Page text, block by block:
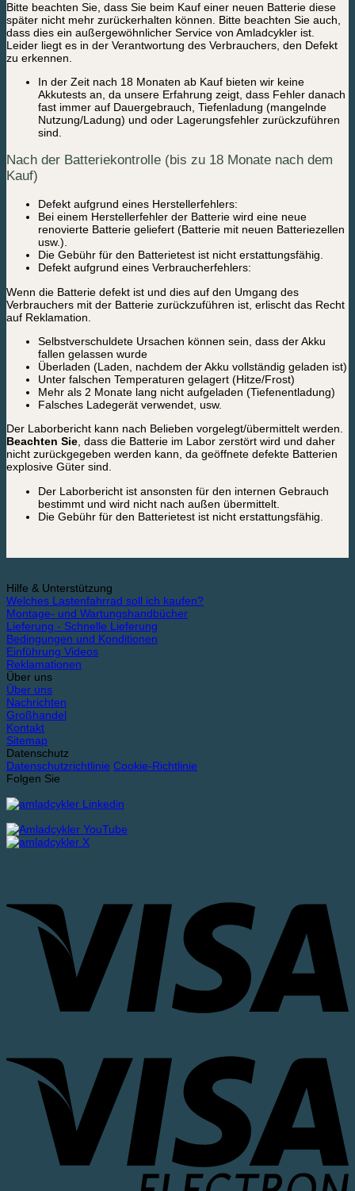
Bitte beachten Sie, dass Sie beim Kauf einer neuen Batterie diese
später nicht mehr zurückerhalten können. Bitte beachten Sie auch,
dass dies ein außergewöhnlicher Service von Amladcykler ist.
Leider liegt es in der Verantwortung des Verbrauchers, den Defekt
zu erkennen.
In der Zeit nach 18 Monaten ab Kauf bieten wir keine
Akkutests an, da unsere Erfahrung zeigt, dass Fehler danach
fast immer auf Dauergebrauch, Tiefenladung (mangelnde
Nutzung/Ladung) und oder Lagerungsfehler zurückzuführen
sind.
Nach der Batteriekontrolle (bis zu 18 Monate nach dem
Kauf)
Defekt aufgrund eines Herstellerfehlers:
Bei einem Herstellerfehler der Batterie wird eine neue
renovierte Batterie geliefert (Batterie mit neuen Batteriezellen
usw.).
Die Gebühr für den Batterietest ist nicht erstattungsfähig.
Defekt aufgrund eines Verbraucherfehlers:
Wenn die Batterie defekt ist und dies auf den Umgang des
Verbrauchers mit der Batterie zurückzuführen ist, erlischt das Recht
auf Reklamation.
Selbstverschuldete Ursachen können sein, dass der Akku
fallen gelassen wurde
Überladen (Laden, nachdem der Akku vollständig geladen ist)
Unter falschen Temperaturen gelagert (Hitze/Frost)
Mehr als 2 Monate lang nicht aufgeladen (Tiefenentladung)
Falsches Ladegerät verwendet, usw.
Der Laborbericht kann nach Belieben vorgelegt/übermittelt werden.
Beachten Sie, dass die Batterie im Labor zerstört wird und daher
nicht zurückgegeben werden kann, da geöffnete defekte Batterien
explosive Güter sind.
Der Laborbericht ist ansonsten für den internen Gebrauch
bestimmt und wird nicht nach außen übermittelt.
Die Gebühr für den Batterietest ist nicht erstattungsfähig.
Hilfe & Unterstützung
Welches Lastenfahrrad soll ich kaufen?
Montage- und Wartungshandbücher
Lieferung - Schnelle Lieferung
Bedingungen und Konditionen
Einführung Videos
Reklamationen
Über uns
Über uns
Nachrichten
Großhandel
Kontakt
Sitemap
Datenschutz
Datenschutzrichtlinie Cookie-Richtlinie
Folgen Sie